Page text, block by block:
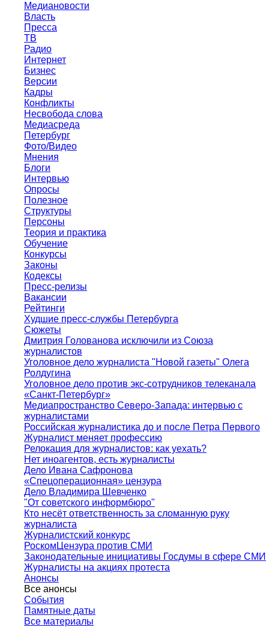
Медиановости
Власть
Пресса
ТВ
Радио
Интернет
Бизнес
Версии
Кадры
Конфликты
Несвобода слова
Медиасреда
Петербург
Фото/Видео
Мнения
Блоги
Интервью
Опросы
Полезное
Структуры
Персоны
Теория и практика
Обучение
Конкурсы
Законы
Кодексы
Пресс-релизы
Вакансии
Рейтинги
Худшие пресс-службы Петербурга
Сюжеты
Дмитрия Голованова исключили из Союза
журналистов
Уголовное дело журналиста "Новой газеты" Олега
Ролдугина
Уголовное дело против экс-сотрудников телеканала
«Санкт-Петербург»
Медиапространство Северо-Запада: интервью с
журналистами
Российская журналистика до и после Петра Первого
Журналист меняет профессию
Релокация для журналистов: как уехать?
Нет иноагентов, есть журналисты
Дело Ивана Сафронова
«Спецоперационная» цензура
Дело Владимира Шевченко
"От советского информбюро"
Кто несёт ответственность за сломанную руку
журналиста
Журналистский конкурс
РоскомЦензура против СМИ
Законодательные инициативы Госдумы в сфере СМИ
Журналисты на акциях протеста
Анонсы
Все анонсы
События
Памятные даты
Все материалы